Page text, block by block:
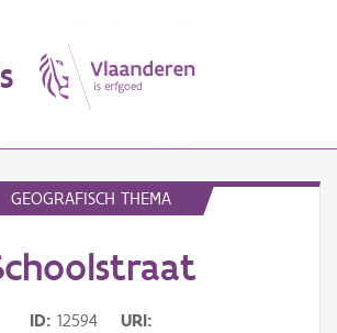
GEOGRAFISCH THEMA
ID 12594
URI